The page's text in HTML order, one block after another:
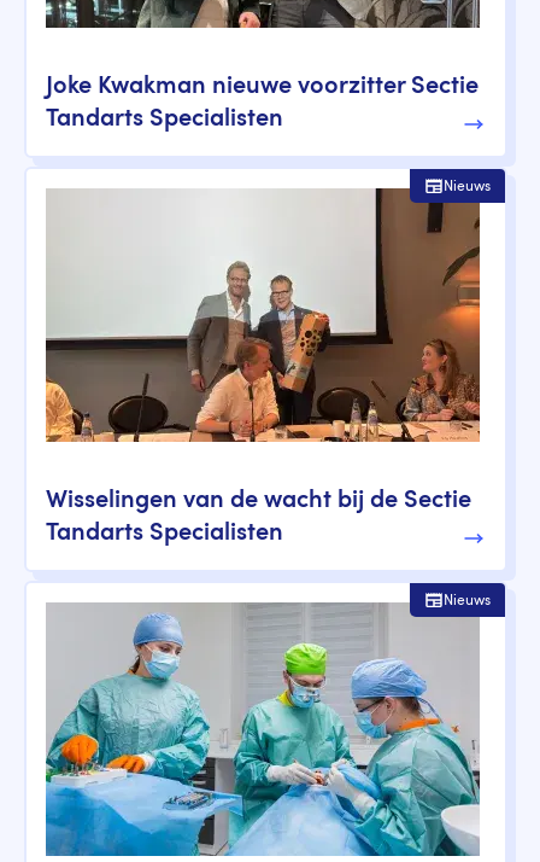
Joke Kwakman nieuwe voorzitter Sectie
Tandarts Specialisten
Wisselingen van de wacht bij de Sectie
Tandarts Specialisten
Nieuws
Nieuws